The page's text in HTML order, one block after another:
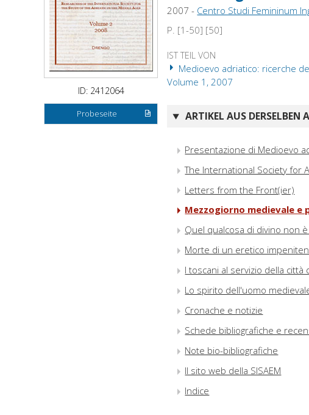
ID: 2412064
Probeseite
2007 - Centro Studi Femininum
P. [1-50] [50]
IST TEIL VON
Medioevo adriatico: ricerche
Volume 1, 2007
ARTIKEL AUS DERSELBEN
Presentazione di Medioevo
The International Society for
Letters from the Front(ier)
Mezzogiorno medievale
Quel qualcosa di divino non
Morte di un eretico
I toscani al servizio della
Lo spirito dell'uomo
Cronache e notizie
Schede bibliografiche e
Note bio-bibliografiche
Il sito web della SISAEM
Indice